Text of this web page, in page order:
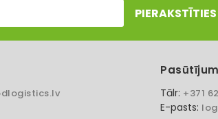
PIERAKSTĪTIES
Tālr: +371
E-pasts: